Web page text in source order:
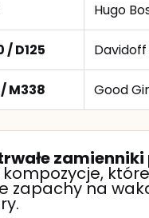
Hugo
/ D125
/ M338 Good
kompozycje,
zapachy na